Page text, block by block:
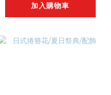
加入購物車